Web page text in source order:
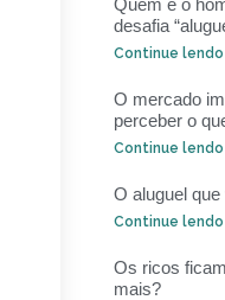
Quem é o
desafia
Continue lendo
O mercado
perceber o
Continue lendo
O aluguel
Continue lendo
Os ricos
mais?